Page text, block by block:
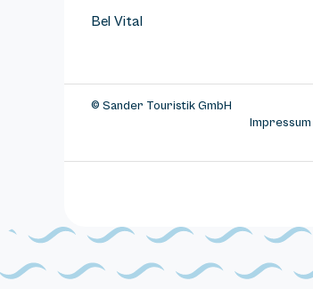
Bel Vital
© Sander Touristik GmbH
Impressum